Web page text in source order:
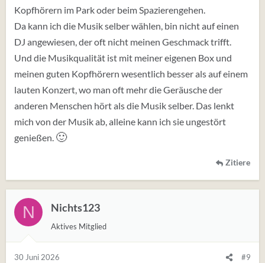
Kopfhörern im Park oder beim Spazierengehen.
Da kann ich die Musik selber wählen, bin nicht auf einen
DJ angewiesen, der oft nicht meinen Geschmack trifft.
Und die Musikqualität ist mit meiner eigenen Box und
meinen guten Kopfhörern wesentlich besser als auf einem
lauten Konzert, wo man oft mehr die Geräusche der
anderen Menschen hört als die Musik selber. Das lenkt
mich von der Musik ab, alleine kann ich sie ungestört
genießen. 🙂
Zitiere
N Nichts123
Aktives Mitglied
30 Juni 2026 #9